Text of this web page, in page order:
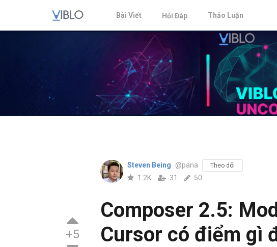
Bài Viết Hỏi Đáp Thảo Luận
+5
Steven Being @pana Theo dõi
1.2K 31 50
Composer 2.5:
Cursor có điểm gì